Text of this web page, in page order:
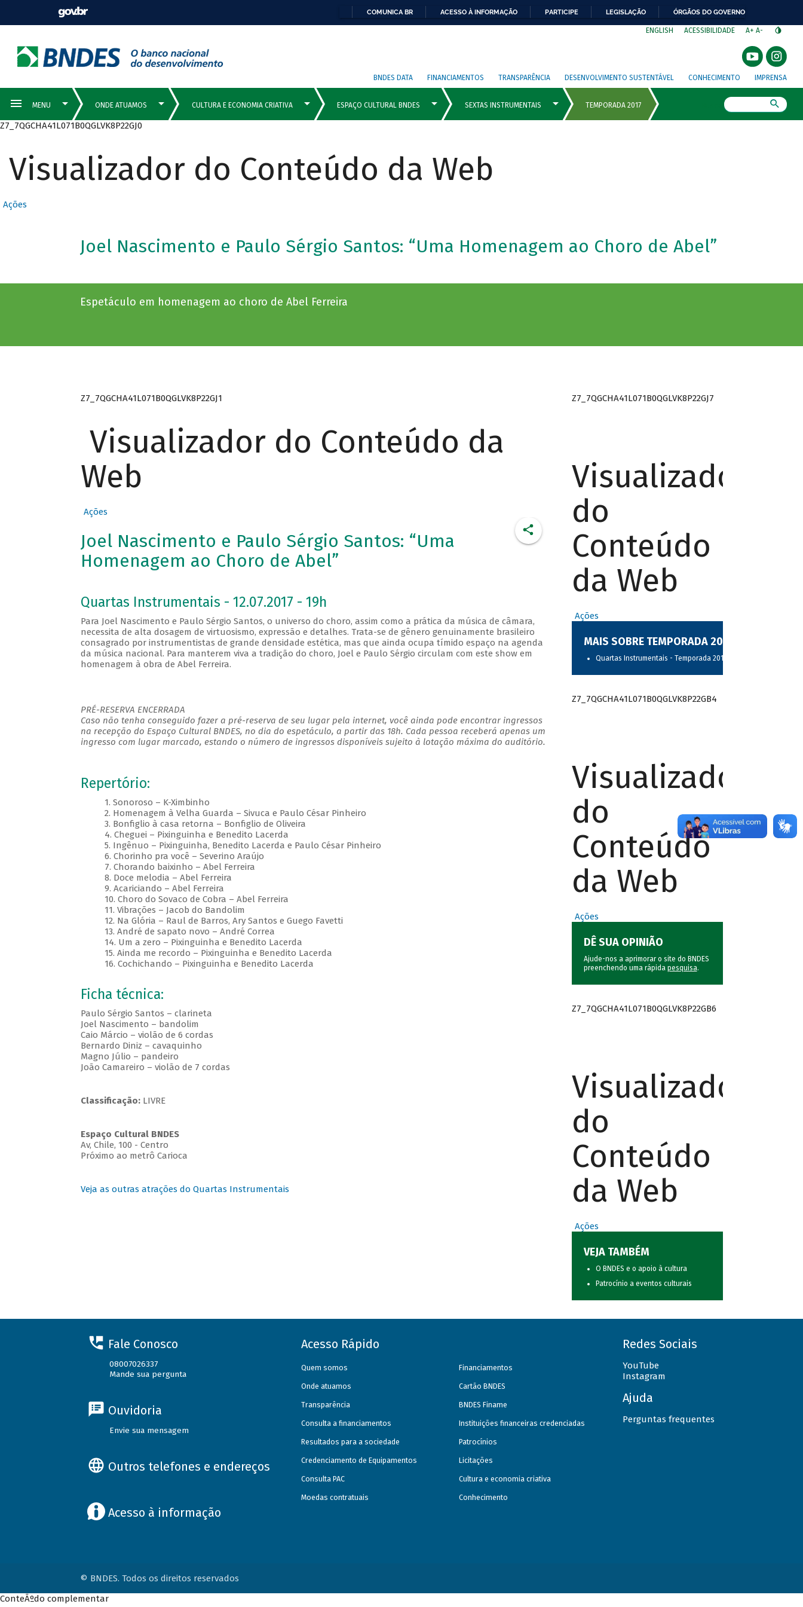
COMUNICA BR ACESSO À INFORMAÇÃO PARTICIPE LEGISLAÇÃO ÓRGÃOS DO GOVERNO
ENGLISH ACESSIBILIDADE A+ A-
BNDES DATA FINANCIAMENTOS TRANSPARÊNCIA DESENVOLVIMENTO SUSTENTÁVEL CONHECIMENTO IMPRENSA
Z7_7QGCHA41L071B0QGLVK8P22GJ0
Visualizador do Conteúdo da Web
Ações
Joel Nascimento e Paulo Sérgio Santos: “Uma Homenagem ao Choro de Abel”
Espetáculo em homenagem ao choro de Abel Ferreira
Z7_7QGCHA41L071B0QGLVK8P22GJ1
Visualizador do Conteúdo da
Web
Ações
Joel Nascimento e Paulo Sérgio Santos: “Uma
Homenagem ao Choro de Abel”
Quartas Instrumentais - 12.07.2017 - 19h
Para Joel Nascimento e Paulo Sérgio Santos, o universo do choro, assim como a prática da música de câmara,
necessita de alta dosagem de virtuosismo, expressão e detalhes. Trata-se de gênero genuinamente brasileiro
consagrado por instrumentistas de grande densidade estética, mas que ainda ocupa tímido espaço na agenda
da música nacional. Para manterem viva a tradição do choro, Joel e Paulo Sérgio circulam com este show em
homenagem à obra de Abel Ferreira.
PRÉ-RESERVA ENCERRADA
Caso não tenha conseguido fazer a pré-reserva de seu lugar pela internet, você ainda pode encontrar ingressos
na recepção do Espaço Cultural BNDES, no dia do espetáculo, a partir das 18h. Cada pessoa receberá apenas um
ingresso com lugar marcado, estando o número de ingressos disponíveis sujeito à lotação máxima do auditório.
Repertório:
1. Sonoroso – K-Ximbinho
2. Homenagem à Velha Guarda – Sivuca e Paulo César Pinheiro
3. Bonfiglio à casa retorna – Bonfiglio de Oliveira
4. Cheguei – Pixinguinha e Benedito Lacerda
5. Ingênuo – Pixinguinha, Benedito Lacerda e Paulo César Pinheiro
6. Chorinho pra você – Severino Araújo
7. Chorando baixinho – Abel Ferreira
8. Doce melodia – Abel Ferreira
9. Acariciando – Abel Ferreira
10. Choro do Sovaco de Cobra – Abel Ferreira
11. Vibrações – Jacob do Bandolim
12. Na Glória – Raul de Barros, Ary Santos e Guego Favetti
13. André de sapato novo – André Correa
14. Um a zero – Pixinguinha e Benedito Lacerda
15. Ainda me recordo – Pixinguinha e Benedito Lacerda
16. Cochichando – Pixinguinha e Benedito Lacerda
Ficha técnica:
Paulo Sérgio Santos – clarineta
Joel Nascimento – bandolim
Caio Márcio – violão de 6 cordas
Bernardo Diniz – cavaquinho
Magno Júlio – pandeiro
João Camareiro – violão de 7 cordas
Classificação:LIVRE
Espaço Cultural BNDES
Av, Chile, 100 - Centro
Próximo ao metrô Carioca
Veja as outras atrações do Quartas Instrumentais
Z7_7QGCHA41L071B0QGLVK8P22GJ7
Visualizador
do
Conteúdo
da Web
Ações
MAIS SOBRE TEMPORADA 2017
Quartas Instrumentais - Temporada 2017
Z7_7QGCHA41L071B0QGLVK8P22GB4
Visualizador
do
Conteúdo
da Web
Ações
DÊ SUA OPINIÃO
Ajude-nos a aprimorar o site do BNDES
preenchendo uma rápida pesquisa.
Z7_7QGCHA41L071B0QGLVK8P22GB6
Visualizador
do
Conteúdo
da Web
Ações
VEJA TAMBÉM
O BNDES e o apoio à cultura
Patrocínio a eventos culturais
Fale Conosco
08007026337
Mande sua pergunta
Ouvidoria
Envie sua mensagem
Outros telefones e endereços
Acesso à informação
Acesso Rápido
Quem somos
Onde atuamos
Transparência
Consulta a financiamentos
Resultados para a sociedade
Credenciamento de Equipamentos
Consulta PAC
Moedas contratuais
Financiamentos
Cartão BNDES
BNDES Finame
Instituições financeiras credenciadas
Patrocínios
Licitações
Cultura e economia criativa
Conhecimento
Redes Sociais
YouTube
Instagram
Ajuda
Perguntas frequentes
© BNDES. Todos os direitos reservados
ConteÃºdo complementar